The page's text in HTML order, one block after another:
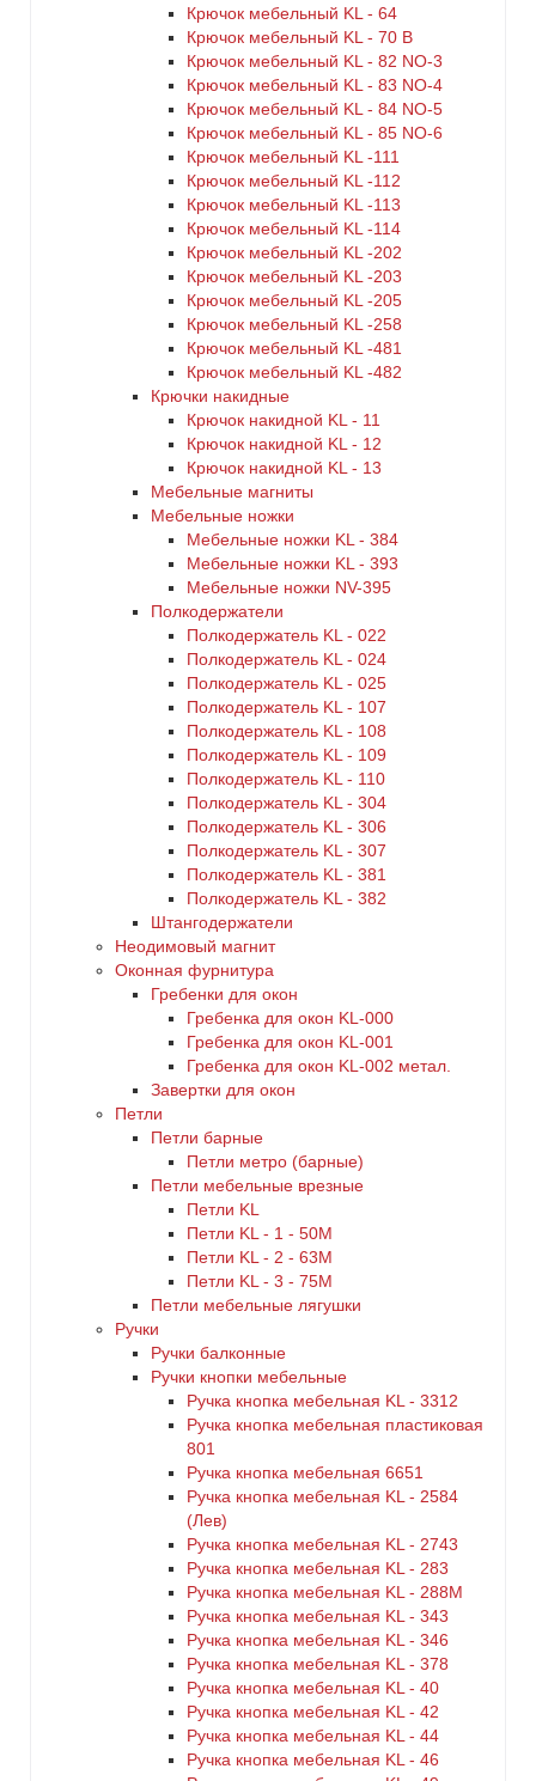
Крючок мебельный KL - 64
Крючок мебельный KL - 70 B
Крючок мебельный KL - 82 NO-3
Крючок мебельный KL - 83 NO-4
Крючок мебельный KL - 84 NO-5
Крючок мебельный KL - 85 NO-6
Крючок мебельный KL -111
Крючок мебельный KL -112
Крючок мебельный KL -113
Крючок мебельный KL -114
Крючок мебельный KL -202
Крючок мебельный KL -203
Крючок мебельный KL -205
Крючок мебельный KL -258
Крючок мебельный KL -481
Крючок мебельный KL -482
Крючки накидные
Крючок накидной KL - 11
Крючок накидной KL - 12
Крючок накидной KL - 13
Мебельные магниты
Мебельные ножки
Мебельные ножки KL - 384
Мебельные ножки KL - 393
Мебельные ножки NV-395
Полкодержатели
Полкодержатель KL - 022
Полкодержатель KL - 024
Полкодержатель KL - 025
Полкодержатель KL - 107
Полкодержатель KL - 108
Полкодержатель KL - 109
Полкодержатель KL - 110
Полкодержатель KL - 304
Полкодержатель KL - 306
Полкодержатель KL - 307
Полкодержатель KL - 381
Полкодержатель KL - 382
Штангодержатели
Неодимовый магнит
Оконная фурнитура
Гребенки для окон
Гребенка для окон KL-000
Гребенка для окон KL-001
Гребенка для окон KL-002 метал.
Завертки для окон
Петли
Петли барные
Петли метро (барные)
Петли мебельные врезные
Петли KL
Петли KL - 1 - 50M
Петли KL - 2 - 63M
Петли KL - 3 - 75M
Петли мебельные лягушки
Ручки
Ручки балконные
Ручки кнопки мебельные
Ручка кнопка мебельная KL - 3312
Ручка кнопка мебельная пластиковая
801
Ручка кнопка мебельная 6651
Ручка кнопка мебельная KL - 2584
(Лев)
Ручка кнопка мебельная KL - 2743
Ручка кнопка мебельная KL - 283
Ручка кнопка мебельная KL - 288M
Ручка кнопка мебельная KL - 343
Ручка кнопка мебельная KL - 346
Ручка кнопка мебельная KL - 378
Ручка кнопка мебельная KL - 40
Ручка кнопка мебельная KL - 42
Ручка кнопка мебельная KL - 44
Ручка кнопка мебельная KL - 46